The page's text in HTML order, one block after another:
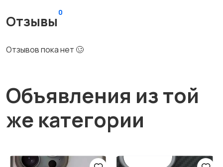
Отзывы
0
Отзывов пока нет 🥴
Объявления из той
же категории